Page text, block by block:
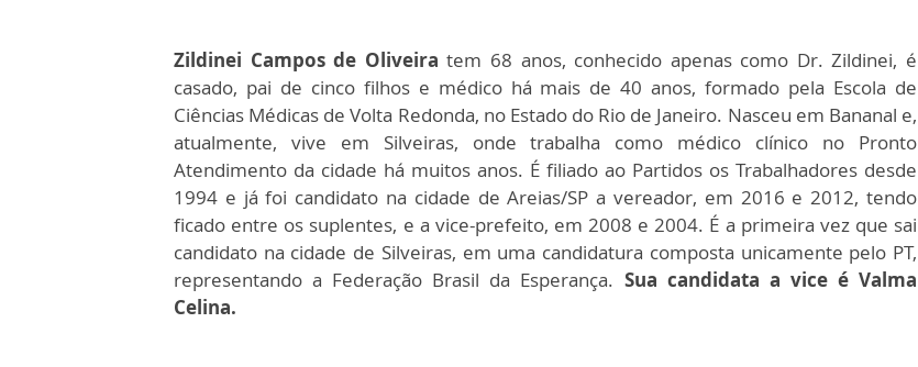
Zildinei Campos de Oliveira tem 68 anos, conhecido apenas como Dr. Zildinei, é
casado, pai de cinco filhos e médico há mais de 40 anos, formado pela Escola de
Ciências Médicas de Volta Redonda, no Estado do Rio de Janeiro. Nasceu em Bananal e,
atualmente, vive em Silveiras, onde trabalha como médico clínico no Pronto
Atendimento da cidade há muitos anos. É filiado ao Partidos os Trabalhadores desde
1994 e já foi candidato na cidade de Areias/SP a vereador, em 2016 e 2012, tendo
ficado entre os suplentes, e a vice-prefeito, em 2008 e 2004. É a primeira vez que sai
candidato na cidade de Silveiras, em uma candidatura composta unicamente pelo PT,
representando a Federação Brasil da Esperança. Sua candidata a vice é Valma
Celina.